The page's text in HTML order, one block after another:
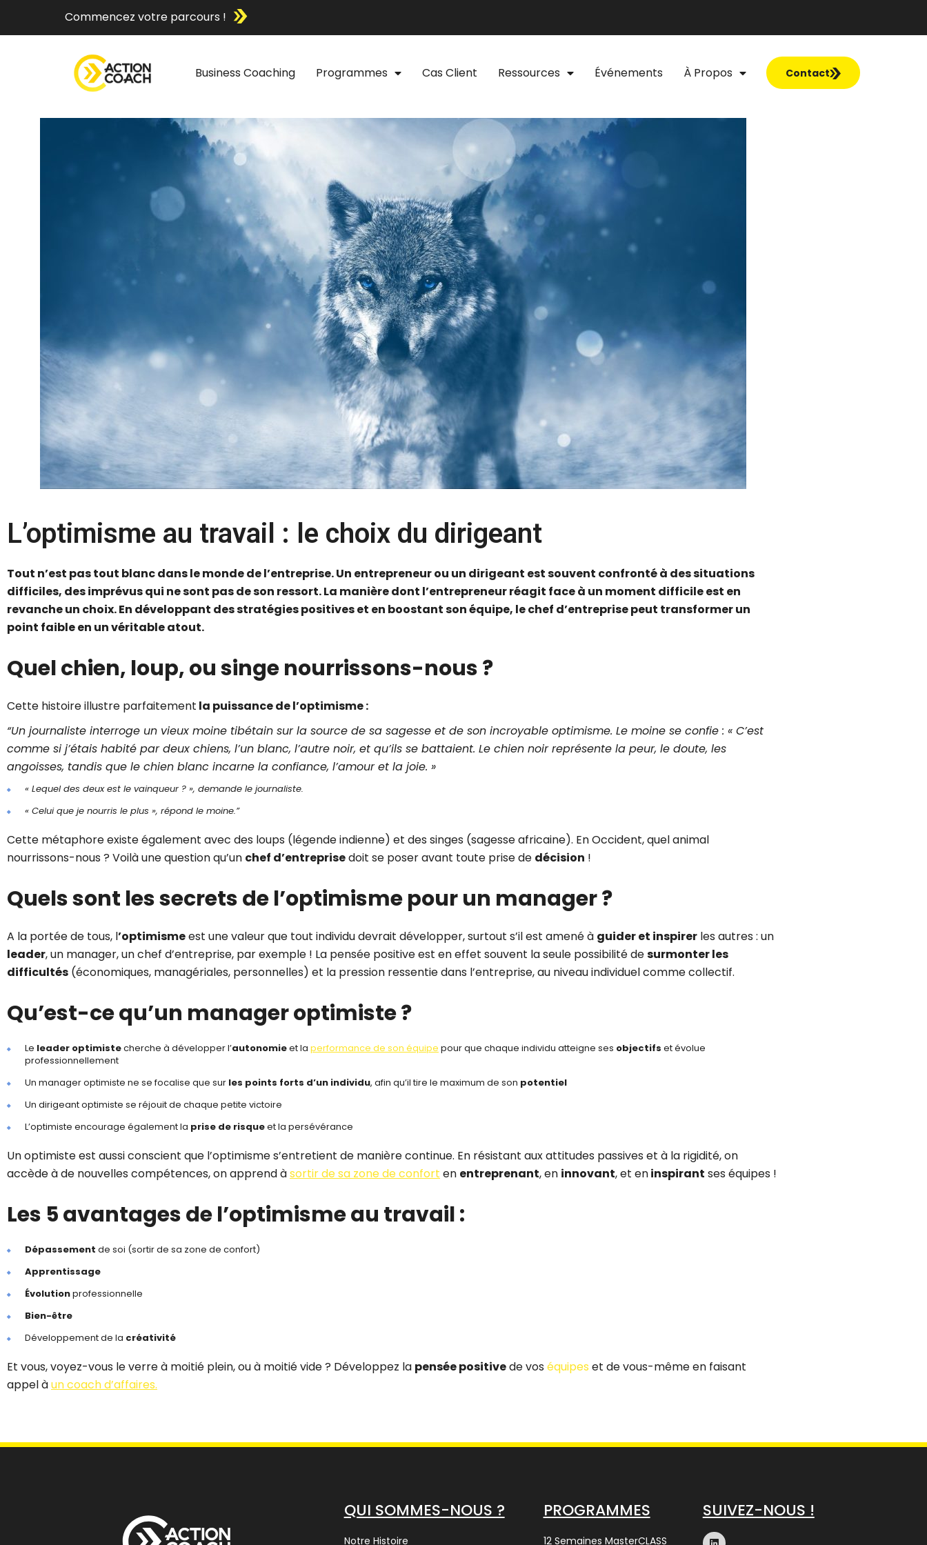
Commencez votre parcours !
Business Coaching Programmes Cas Client Ressources Événements À Propos Contact
L’optimisme au travail : le choix du dirigeant
Tout n’est pas tout blanc dans le monde de l’entreprise. Un entrepreneur ou un dirigeant est souvent confronté à des situations
difficiles, des imprévus qui ne sont pas de son ressort. La manière dont l’entrepreneur réagit face à un moment difficile est en
revanche un choix. En développant des stratégies positives et en boostant son équipe, le chef d’entreprise peut transformer un
point faible en un véritable atout.
Quel chien, loup, ou singe nourrissons-nous ?
Cette histoire illustre parfaitement la puissance de l’optimisme :
“Un journaliste interroge un vieux moine tibétain sur la source de sa sagesse et de son incroyable optimisme. Le moine se confie : « C’est
comme si j’étais habité par deux chiens, l’un blanc, l’autre noir, et qu’ils se battaient. Le chien noir représente la peur, le doute, les
angoisses, tandis que le chien blanc incarne la confiance, l’amour et la joie. »
« Lequel des deux est le vainqueur ? », demande le journaliste.
« Celui que je nourris le plus », répond le moine.”
Cette métaphore existe également avec des loups (légende indienne) et des singes (sagesse africaine). En Occident, quel animal
nourrissons-nous ? Voilà une question qu’un chef d’entreprisedoit se poser avant toute prise de décision !
Quels sont les secrets de l’optimisme pour un manager ?
A la portée de tous, l’optimismeest une valeur que tout individu devrait développer, surtout s’il est amené à guider et inspirer les autres : un
leader, un manager, un chef d’entreprise, par exemple ! La pensée positive est en effet souvent la seule possibilité desurmonter les
difficultés (économiques, managériales, personnelles) et la pression ressentie dans l’entreprise, au niveau individuel comme collectif.
Qu’est-ce qu’un manager optimiste ?
Le leader optimistecherche à développer l’autonomieet la performance de son équipe pour que chaque individu atteigne ses objectifs et évolue
professionnellement
Un manager optimiste ne se focalise que sur les points forts d’un individu, afin qu’il tire le maximum de son potentiel
Un dirigeant optimiste se réjouit de chaque petite victoire
L’optimiste encourage également la prise de risqueet la persévérance
Un optimiste est aussi conscient que l’optimisme s’entretient de manière continue. En résistant aux attitudes passives et à la rigidité, on
accède à de nouvelles compétences, on apprend àsortir de sa zone de confort en entreprenant, en innovant, et eninspirant ses équipes !
Les 5 avantages de l’optimisme au travail :
Dépassement de soi (sortir de sa zone de confort)
Apprentissage
Évolutionprofessionnelle
Bien-être
Développement de la créativité
Et vous, voyez-vous le verre à moitié plein, ou à moitié vide ? Développez la pensée positivede vos équipes et de vous-même en faisant
appel àun coach d’affaires.
QUI SOMMES-NOUS ?
Notre Histoire
PROGRAMMES
12 Semaines MasterCLASS
SUIVEZ-NOUS !